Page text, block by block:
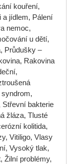
kouření,
a jídlem, Pálení
nemoc,
u dětí,
Průdušky –
Rakovina
Střevní bakterie
žláza, Tlusté
kolitida,
Vitiligo, Vlasy
Vysoký tlak,
Žilní problémy,